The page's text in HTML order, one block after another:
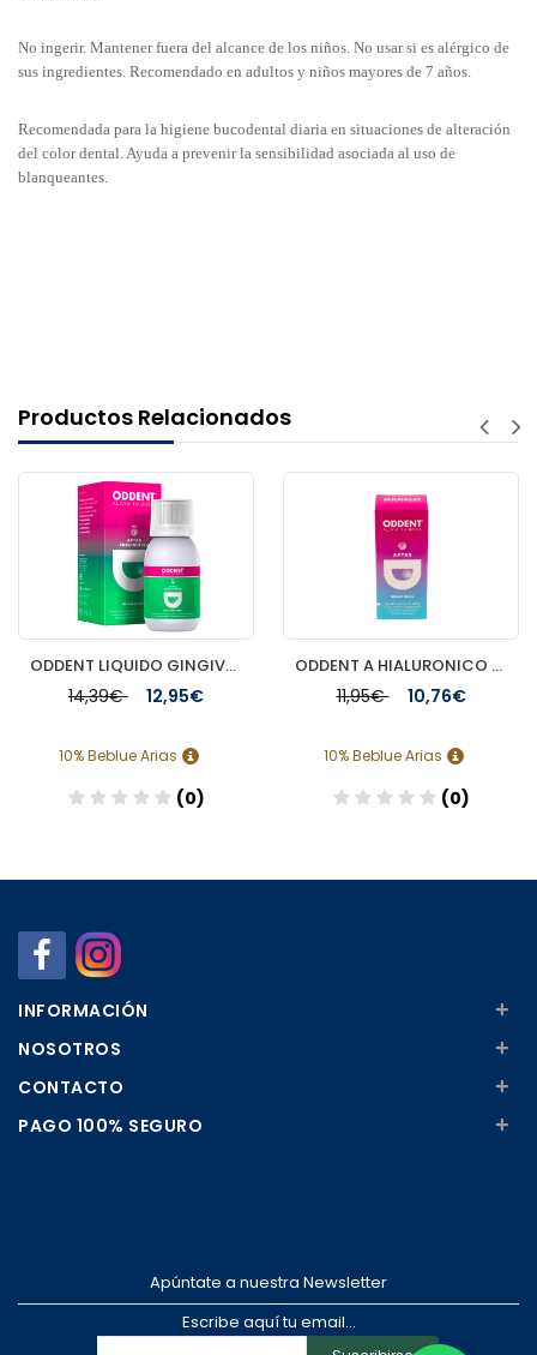
No ingerir. Mantener fuera del alcance de los niños. No usar si es alérgico de
sus ingredientes. Recomendado en adultos y niños mayores de 7 años.
Recomendada para la higiene bucodental diaria en situaciones de alteración
del color dental. Ayuda a prevenir la sensibilidad asociada al uso de
blanqueantes.
Productos Relacionados
ODDENT LIQUIDO GINGIVAL 150ML
14,39€ 12,95€
10% Beblue Arias
(0)
ODDENT A HIALURONICO SPRAY GINGIVAL 20 ML
11,95€ 10,76€
10% Beblue Arias
(0)
INFORMACIÓN +
NOSOTROS +
CONTACTO +
PAGO 100% SEGURO +
Apúntate a nuestra Newsletter
Escribe aquí tu email...